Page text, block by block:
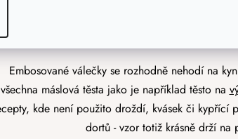
Na jaký typ
Embosované válečky se rozhodně nehodí na
všechna máslová těsta jako je například těsto na
kde není použito droždí, kvásek či kypřící
dortů - vzor totiž krásně drží